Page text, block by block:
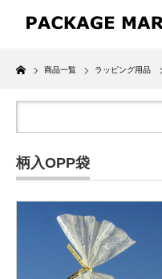
Home
商品一覧 ラッピング用品
柄入OPP袋